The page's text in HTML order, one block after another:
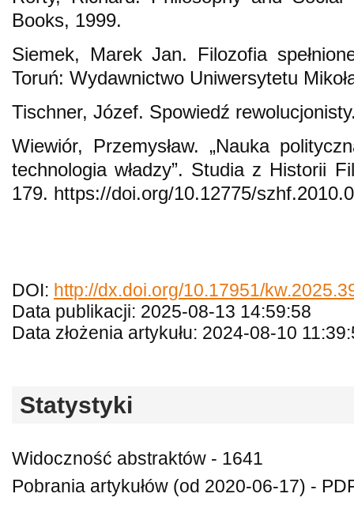
Books, 1999.
Siemek, Marek Jan. Filozofia
Toruń: Wydawnictwo Uniwersytetu
Tischner, Józef. Spowiedź
Wiewiór, Przemysław. „Nauka
technologia władzy”. Studia z Historii
179. https://doi.org/10.12775/
DOI: http://dx.doi.org/10.17951/
Data publikacji: 2025-08-13 14:59:58
Data złożenia artykułu: 2024-08-10
Statystyki
Widoczność abstraktów - 1641
Pobrania artykułów (od 2020-06-17) -